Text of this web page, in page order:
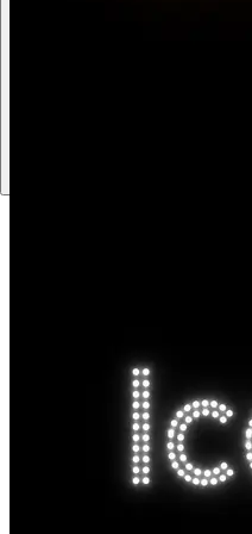
The first picture shows a furry
cm tall). The second and third
character reference (180 cm
solid background, as if the
holding out a ring and